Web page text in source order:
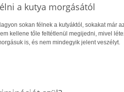
a kutya morgásától
sokan félnek a kutyáktól, sokakat már
kellene tőle feltétlenül megijedni, mivel
is, és nem mindegyik jelent veszélyt.